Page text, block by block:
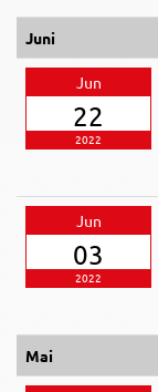
Juni
Jun
22
2022
Jun
03
2022
Mai